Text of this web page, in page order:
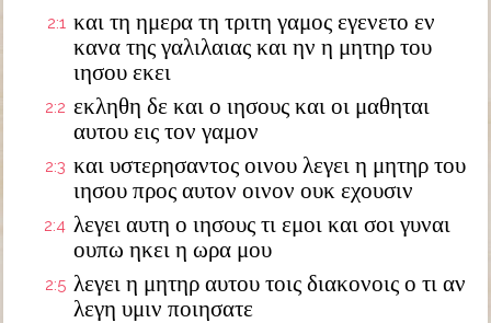
2:1 και τη ημερα τη τριτη γαμος εγενετο εν
κανα της γαλιλαιας και ην η μητηρ του
ιησου εκει
2:2 εκληθη δε και ο ιησους και οι μαθηται
αυτου εις τον γαμον
2:3 και υστερησαντος οινου λεγει η μητηρ του
ιησου προς αυτον οινον ουκ εχουσιν
2:4 λεγει αυτη ο ιησους τι εμοι και σοι γυναι
ουπω ηκει η ωρα μου
2:5 λεγει η μητηρ αυτου τοις διακονοις ο τι αν
λεγη υμιν ποιησατε